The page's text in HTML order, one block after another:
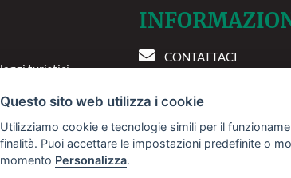
turistici
garantire servizi
nostra
più
te.
CONTATTACI
PREFERENZE COOKIE
Questo sito web utilizza i cookie
Utilizziamo cookie e tecnologie simili per il
finalità. Puoi accettare le impostazioni predefinite o
momento Personalizza.